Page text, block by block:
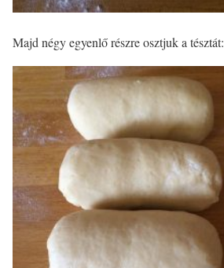
Majd négy egyenlő részre osztjuk a tésztát: